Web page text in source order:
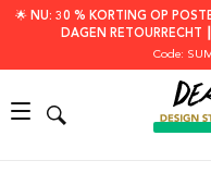
🌟 NU: 30 % KORTING OP
DAGEN RETOURRECHT
Code: